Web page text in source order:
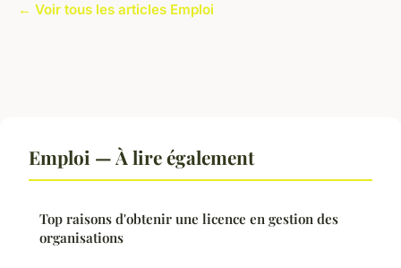
← Voir tous les articles Emploi
Emploi — À lire également
Top raisons d'obtenir une licence en gestion des
organisations